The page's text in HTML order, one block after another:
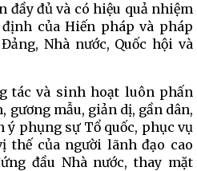
đầy đủ và có hiệu quả nhiệm
của Hiến pháp và pháp
Nhà nước, Quốc hội và
tác và sinh hoạt luôn phấn
gương mẫu, giản dị, gần dân,
ý phụng sự Tổ quốc, phục vụ
thế của người lãnh đạo cao
đầu Nhà nước, thay mặt